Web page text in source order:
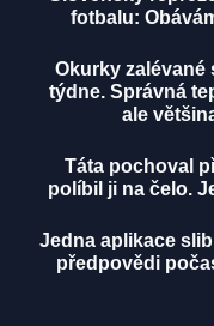
fotbalu:
Okurky
týdne. Správná
ale
Táta pochoval
políbil ji na čelo.
Jedna aplikace
předpovědi